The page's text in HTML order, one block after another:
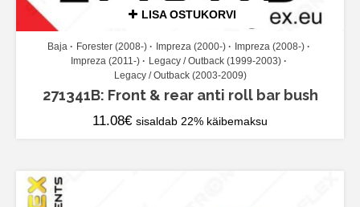
LISA OSTUKORVI
Baja Forester (2008-) Impreza (2000-)
Impreza (2008-)
Impreza (2011-)
Legacy / Outback (1999-2003)
Legacy / Outback (2003-2009)
271341B: Front & rear anti roll bar bush
11.08€ sisaldab 22% käibemaksu